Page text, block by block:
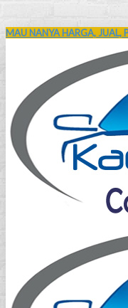
MAU NANYA HARGA, JUAL,